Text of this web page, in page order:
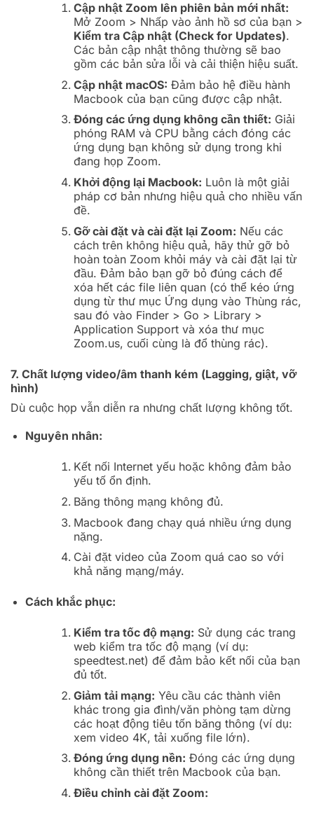
Cập nhật Zoom lên phiên bản mới nhất:
Mở Zoom > Nhấp vào ảnh hồ sơ của bạn >
Kiểm tra Cập nhật (Check for Updates).
Các bản cập nhật thông thường sẽ bao
gồm các bản sửa lỗi và cải thiện hiệu suất.
Cập nhật macOS: Đảm bảo hệ điều hành
Macbook của bạn cũng được cập nhật.
Đóng các ứng dụng không cần thiết: Giải
phóng RAM và CPU bằng cách đóng các
ứng dụng bạn không sử dụng trong khi
đang họp Zoom.
Khởi động lại Macbook: Luôn là một giải
pháp cơ bản nhưng hiệu quả cho nhiều vấn
đề.
Gỡ cài đặt và cài đặt lại Zoom: Nếu các
cách trên không hiệu quả, hãy thử gỡ bỏ
hoàn toàn Zoom khỏi máy và cài đặt lại từ
đầu. Đảm bảo bạn gỡ bỏ đúng cách để
xóa hết các file liên quan (có thể kéo ứng
dụng từ thư mục Ứng dụng vào Thùng rác,
sau đó vào Finder > Go > Library >
Application Support và xóa thư mục
Zoom.us, cuối cùng là đổ thùng rác).
7. Chất lượng video/âm thanh kém (Lagging, giật, vỡ
hình)
Dù cuộc họp vẫn diễn ra nhưng chất lượng không tốt.
Nguyên nhân:
Kết nối Internet yếu hoặc không đảm bảo
yếu tố ổn định.
Băng thông mạng không đủ.
Macbook đang chạy quá nhiều ứng dụng
nặng.
Cài đặt video của Zoom quá cao so với
khả năng mạng/máy.
Cách khắc phục:
Kiểm tra tốc độ mạng: Sử dụng các trang
web kiểm tra tốc độ mạng (ví dụ:
speedtest.net) để đảm bảo kết nối của bạn
đủ tốt.
Giảm tải mạng: Yêu cầu các thành viên
khác trong gia đình/văn phòng tạm dừng
các hoạt động tiêu tốn băng thông (ví dụ:
xem video 4K, tải xuống file lớn).
Đóng ứng dụng nền: Đóng các ứng dụng
không cần thiết trên Macbook của bạn.
Điều chỉnh cài đặt Zoom: